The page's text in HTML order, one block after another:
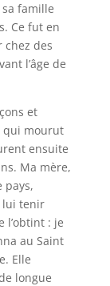
famille
Ce fut en
chez des
l’âge de
et
qui mourut
ensuite
Ma mère,
pays,
lui tenir
l’obtint : je
au Saint
Elle
longue